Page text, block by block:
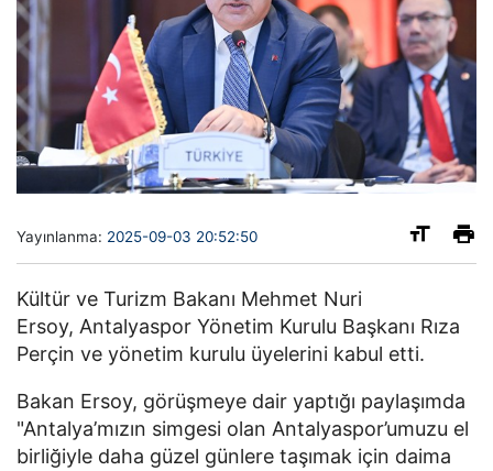
Yayınlanma: 2025-09-03 20:52:50
Kültür ve Turizm Bakanı Mehmet Nuri
Ersoy, Antalyaspor Yönetim Kurulu Başkanı Rıza
Perçin ve yönetim kurulu üyelerini kabul etti.
Bakan Ersoy, görüşmeye dair yaptığı paylaşımda
"Antalya’mızın simgesi olan Antalyaspor’umuzu el
birliğiyle daha güzel günlere taşımak için daima